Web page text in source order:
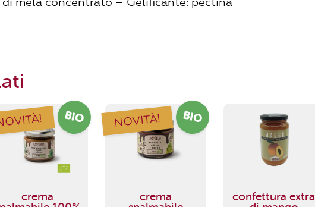
BIO
crema
BIO
NOVITÀ!
crema
confettura extra